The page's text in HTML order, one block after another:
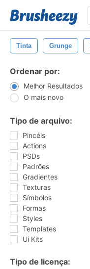
Tinta Grunge
Ordenar por:
Melhor Resultados
O mais novo
Tipo de arquivo:
Pincéis
Actions
PSDs
Padrões
Gradientes
Texturas
Símbolos
Formas
Styles
Templates
Ui Kits
Tipo de licença: